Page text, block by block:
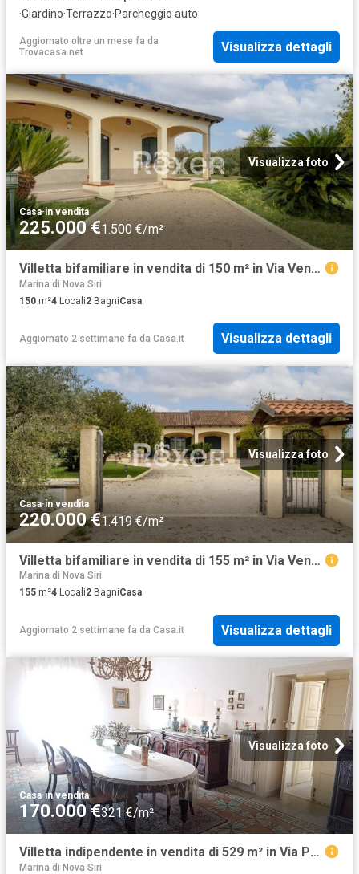
·Giardino·Terrazzo·Parcheggio auto
Aggiornato oltre un mese fa da
Trovacasa.net
Visualizza dettagli
Visualizza foto
Casa·in vendita
225.000 €1.500 €/m²
Villetta bifamiliare in vendita di 150 m² in Via Veneto
Marina di Nova Siri
150 m²4 Locali2 BagniCasa
Aggiornato 2 settimane fa da Casa.it Visualizza dettagli
Visualizza foto
Casa·in vendita
220.000 €1.419 €/m²
Villetta bifamiliare in vendita di 155 m² in Via Veneto
Marina di Nova Siri
155 m²4 Locali2 BagniCasa
Aggiornato 2 settimane fa da Casa.it Visualizza dettagli
Visualizza foto
Casa·in vendita
170.000 €321 €/m²
Villetta indipendente in vendita di 529 m² in Via Poerio, 5
Marina di Nova Siri